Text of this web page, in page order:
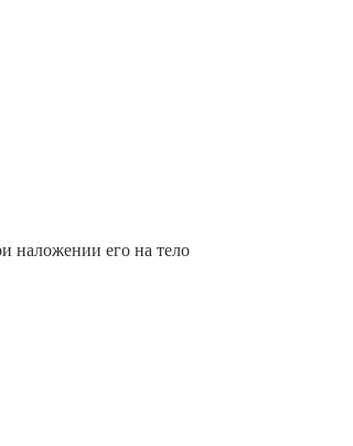
наложении его на тело